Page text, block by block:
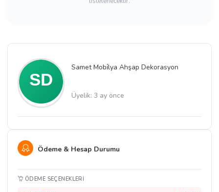
Samet Mobi̇lya Ahşap Dekorasyon
Üyelik: 3 ay önce
Ödeme & Hesap Durumu
ÖDEME SEÇENEKLERI